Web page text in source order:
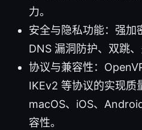
力。
安全与隐私功能：强加
DNS 漏洞防护、双跳、
协议与兼容性：
IKEv2 等协议的实现质
macOS、iOS、
容性。